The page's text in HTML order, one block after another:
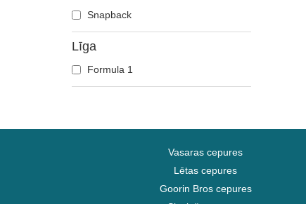
Atlanta Falcons
Boston Bruins
Boston Celtics
Boston Red Sox
Chelsea Football Club
Chicago Blackhawks
Snapback
Līga
Formula 1
Vasaras cepures
Lētas cepures
Goorin Bros cepures